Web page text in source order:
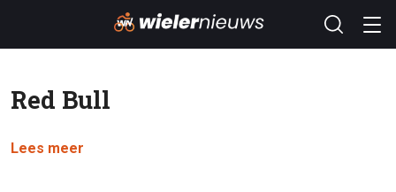
Red Bull
Lees meer